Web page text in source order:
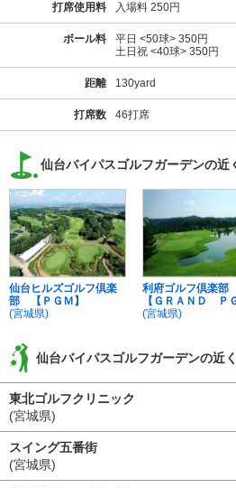
打席使用料 入場料 250円
ボール料
平日 <50球> 350円
土日祝 <40球> 350円
距離 130yard
打席数 46打席
仙台バイパスゴルフガーデンの近
仙台ヒルズゴルフ倶楽
部 【ＰＧＭ】
(宮城県)
利府ゴルフ倶楽部
【ＧＲＡＮＤ Ｐ
Ｍ】
(宮城県)
仙台バイパスゴルフガーデンの近
東北ゴルフクリニック
(宮城県)
スイング五番街
(宮城県)